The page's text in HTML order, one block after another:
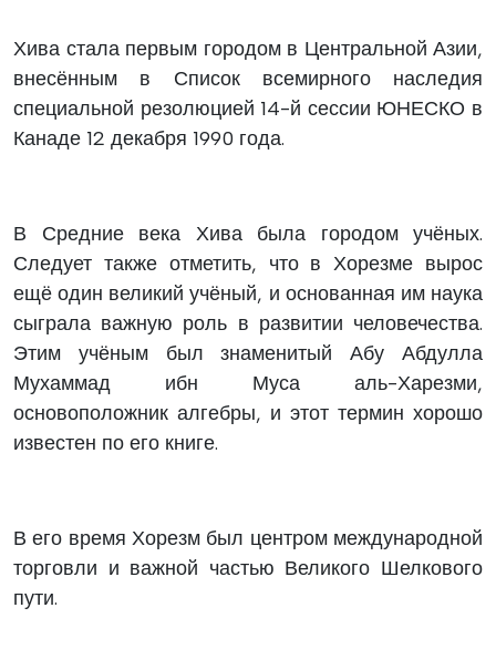
Хива стала первым городом в Центральной Азии,
внесённым в Список всемирного наследия
специальной резолюцией 14-й сессии ЮНЕСКО в
Канаде 12 декабря 1990 года.
В Средние века Хива была городом учёных.
Следует также отметить, что в Хорезме вырос
ещё один великий учёный, и основанная им наука
сыграла важную роль в развитии человечества.
Этим учёным был знаменитый Абу Абдулла
Мухаммад ибн Муса аль-Харезми,
основоположник алгебры, и этот термин хорошо
известен по его книге.
В его время Хорезм был центром международной
торговли и важной частью Великого Шелкового
пути.